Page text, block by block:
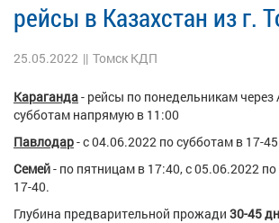
рейсы в Казахстан из г.
25.05.2022 || Томск КДП
Караганда- рейсы по понедельникам через
субботам напрямую в 11:00
Павлодар- с 04.06.2022 по субботам в 17-45
Семей- по пятницам в 17:40, с 05.06.2022
17-40.
Глубина предварительной прожади 30-45